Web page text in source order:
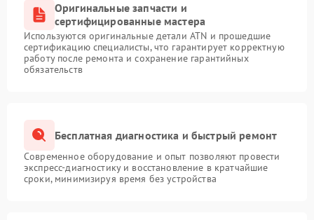
Оригинальные запчасти и
сертифицированные мастера
Используются оригинальные детали ATN и прошедшие
сертификацию специалисты, что гарантирует корректную
работу после ремонта и сохранение гарантийных
обязательств
Бесплатная диагностика и быстрый ремонт
Современное оборудование и опыт позволяют провести
экспресс-диагностику и восстановление в кратчайшие
сроки, минимизируя время без устройства